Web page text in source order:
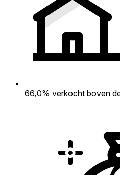
66,0% verkocht boven